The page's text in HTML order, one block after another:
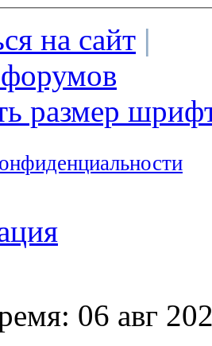
на сайт |
размер
06 авг